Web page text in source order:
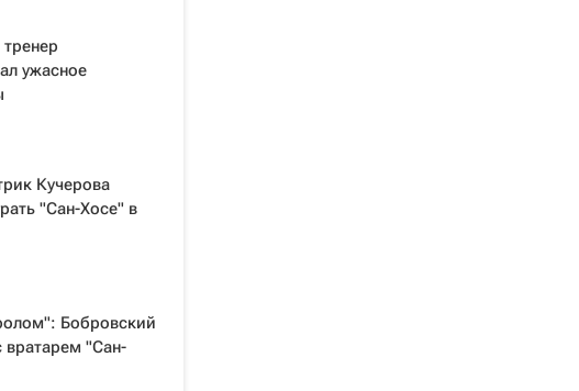
ужасное
Кучерова
"Сан-Хосе" в
Бобровский
вратарем "Сан-